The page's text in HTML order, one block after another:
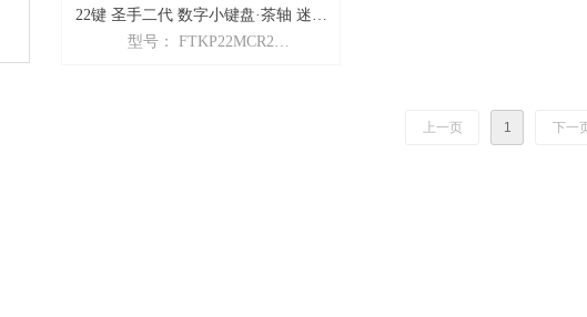
22键 圣手二代 数字小键盘·茶轴 迷彩
色
型号： FTKP22MCR2
上一页 1 下一